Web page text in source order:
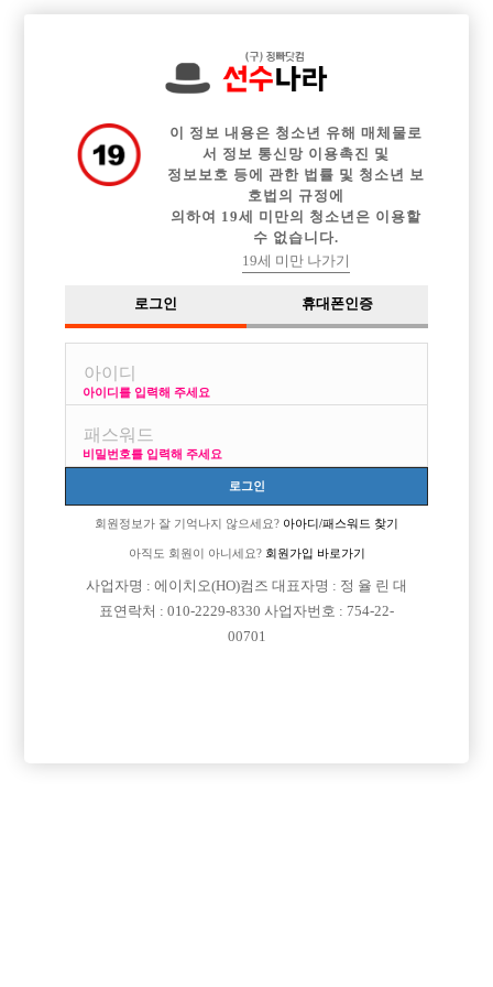
중빠 구인정보 아빠방 구인정보
이력서등록 이력서정보 커뮤니티 광고안내
이 정보 내용은 청소년 유해 매체물로
서 정보 통신망 이용촉진 및
정보보호 등에 관한 법률 및 청소년 보
호법의 규정에
의하여 19세 미만의 청소년은 이용할
수 없습니다.
19세 미만 나가기
로그인 휴대폰인증
아이디를 입력해 주세요
비밀번호를 입력해 주세요
로그인
회원정보가 잘 기억나지 않으세요? 아아디/패스워드 찾기
아직도 회원이 아니세요?회원가입 바로가기
사업자명 : 에이치오(HO)컴즈 대표자명 : 정 율 린 대
표연락처 : 010-2229-8330 사업자번호 : 754-22-
00701
개인정보
고객센터
체불사업주
당사가 제공하는 구인정보는 접대부 채용이 가능한 1종 유흥주점만을 다루고 있
습니다.
사업자번호 : 754-22-00701
Online Sales License: 제2018-서울영등포-0273
Address: Yeongdeungpo-Gu Kyeong-In Ro 775, 803-163
연락처 : 010-2229-8330
이메일: jungbbar11@gmail.com
직업정보제공사업자번호: j1204020180002
COPYRIGHT ⓒ 호빠 선수 구인구직 전문 - 선수나라 All RIGHTS RESERVED.